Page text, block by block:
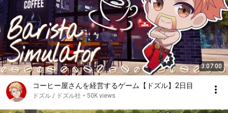
3:07:00
コーヒー屋さんを経営するゲーム【ドズル】2日目
ドズル / ドズル社 • 50K views